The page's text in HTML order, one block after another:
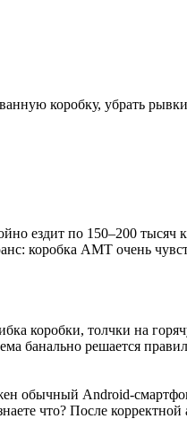
коробку, убрать
ездит по 150–200 тысяч
коробка AMT очень
коробки, толчки на
банально решается
обычный Android-
что? После корректной